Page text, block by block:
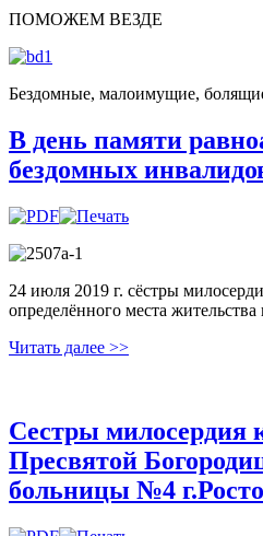
ПОМОЖЕМ ВЕЗДЕ
Бездомные, малоимущие,
В день памяти
бездомных
24 июля 2019 г. сёстры
определённого места жительства
Читать далее >>
Сестры милосердия
Пресвятой
больницы №4